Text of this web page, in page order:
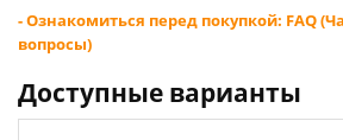
- Ознакомиться перед покупкой: FAQ
вопросы)
Доступные варианты